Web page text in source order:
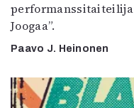
performanssitaiteilija
Joogaa”.
Paavo J. Heinonen